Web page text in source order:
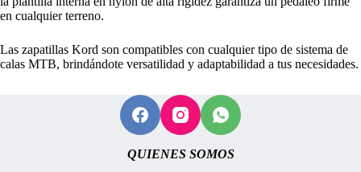
en cualquier terreno.
Las zapatillas Kord son compatibles con cualquier tipo de sistema de
calas MTB, brindándote versatilidad y adaptabilidad a tus necesidades.
QUIENES SOMOS